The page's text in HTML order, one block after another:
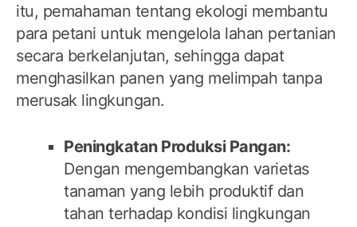
itu, pemahaman tentang ekologi membantu
para petani untuk mengelola lahan pertanian
secara berkelanjutan, sehingga dapat
menghasilkan panen yang melimpah tanpa
merusak lingkungan.
Peningkatan Produksi Pangan:
Dengan mengembangkan varietas
tanaman yang lebih produktif dan
tahan terhadap kondisi lingkungan